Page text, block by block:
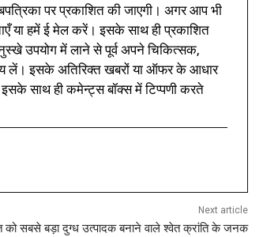
पर प्रकाशित की जाएगी। अगर आप भी
या हमें ई मेल करें। इसके साथ ही प्रकाशित
उपयोग में लाने से पूर्व अपने चिकित्सक,
लें। इसके अतिरिक्त खबरों या ऑफर के आधार
साथ ही कमेन्ट्स बॉक्स में टिप्पणी करते
Next article
को सबसे बड़ा दुग्ध उत्पादक बनाने वाले श्वेत क्रांति के जनक